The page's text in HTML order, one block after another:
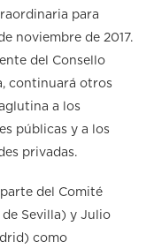
para
noviembre de 2017.
del Consello
continuará otros
a los
públicas y a los
privadas.
del Comité
Sevilla) y Julio
como